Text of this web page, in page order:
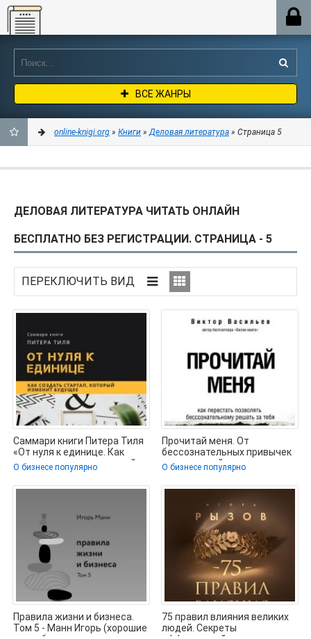
Online-knigi.org
ВСЕ ЖАНРЫ
ЗАКЛАДКИ
online-knigi.org » Книги »Деловая литература » Страница 5
ДЕЛОВАЯ ЛИТЕРАТУРА ЧИТАТЬ ОНЛАЙН
БЕСПЛАТНО БЕЗ РЕГИСТРАЦИИ. СТРАНИЦА - 5
Саммари книги Питера Тиля
«От нуля к единице. Как
создать стартап, который
О бизнесе популярно
Прочитай меня. От
бессознательных привычек
к осознанной жизни -
Васильев Виктор
О бизнесе популярно
Правила жизни и бизнеса.
Том 5 - Манн Игорь (хорошие
75 правил влияния великих
людей. Секреты